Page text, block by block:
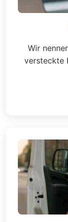
Wir
versteckte